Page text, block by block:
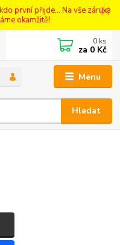
první přijde... Na vše záruka
okamžitě!
Menu
Hledat
0 ks
za 0 Kč